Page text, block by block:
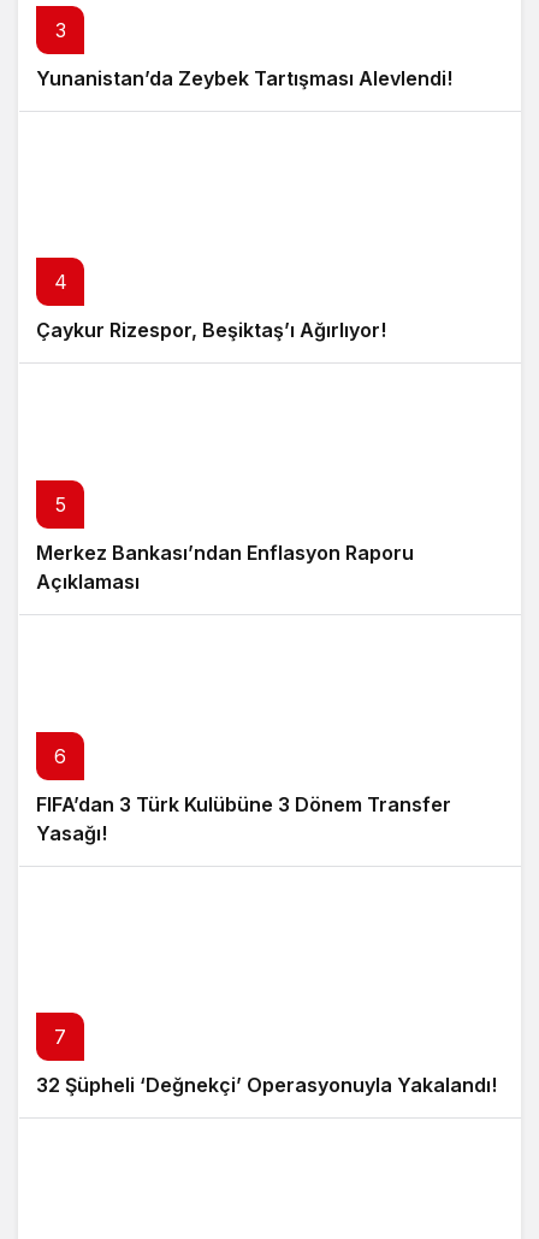
3
Yunanistan’da Zeybek Tartışması Alevlendi!
4
Çaykur Rizespor, Beşiktaş’ı Ağırlıyor!
5
Merkez Bankası’ndan Enflasyon Raporu
Açıklaması
6
FIFA’dan 3 Türk Kulübüne 3 Dönem Transfer
Yasağı!
7
32 Şüpheli ‘Değnekçi’ Operasyonuyla Yakalandı!